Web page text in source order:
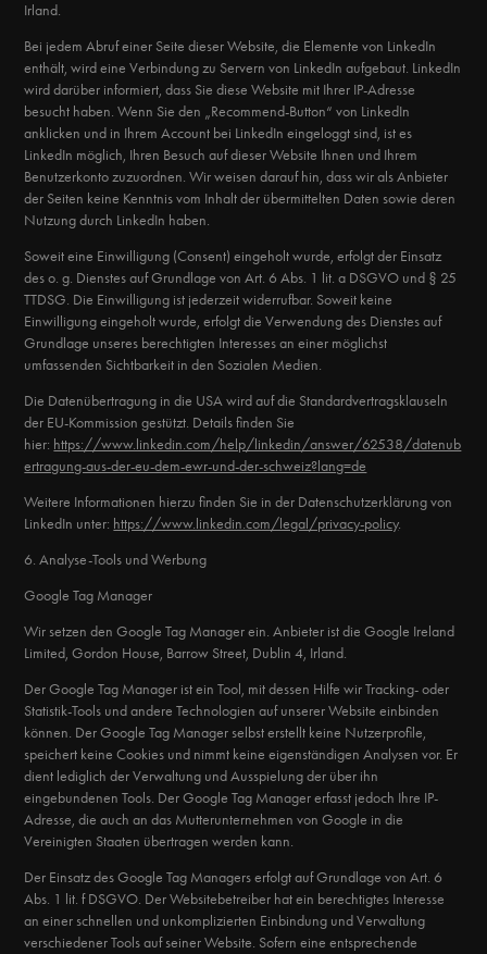
Irland.
Bei jedem Abruf einer Seite dieser Website, die Elemente von LinkedIn
enthält, wird eine Verbindung zu Servern von LinkedIn aufgebaut. LinkedIn
wird darüber informiert, dass Sie diese Website mit Ihrer IP-Adresse
besucht haben. Wenn Sie den „Recommend-Button“ von LinkedIn
anklicken und in Ihrem Account bei LinkedIn eingeloggt sind, ist es
LinkedIn möglich, Ihren Besuch auf dieser Website Ihnen und Ihrem
Benutzerkonto zuzuordnen. Wir weisen darauf hin, dass wir als Anbieter
der Seiten keine Kenntnis vom Inhalt der übermittelten Daten sowie deren
Nutzung durch LinkedIn haben.
Soweit eine Einwilligung (Consent) eingeholt wurde, erfolgt der Einsatz
des o. g. Dienstes auf Grundlage von Art. 6 Abs. 1 lit. a DSGVO und § 25
TTDSG. Die Einwilligung ist jederzeit widerrufbar. Soweit keine
Einwilligung eingeholt wurde, erfolgt die Verwendung des Dienstes auf
Grundlage unseres berechtigten Interesses an einer möglichst
umfassenden Sichtbarkeit in den Sozialen Medien.
Die Datenübertragung in die USA wird auf die Standardvertragsklauseln
der EU-Kommission gestützt. Details finden Sie
hier: https://www.linkedin.com/help/linkedin/answer/62538/datenub
ertragung-aus-der-eu-dem-ewr-und-der-schweiz?lang=de
Weitere Informationen hierzu finden Sie in der Datenschutzerklärung von
LinkedIn unter: https://www.linkedin.com/legal/privacy-policy.
6. Analyse-Tools und Werbung
Google Tag Manager
Wir setzen den Google Tag Manager ein. Anbieter ist die Google Ireland
Limited, Gordon House, Barrow Street, Dublin 4, Irland.
Der Google Tag Manager ist ein Tool, mit dessen Hilfe wir Tracking- oder
Statistik-Tools und andere Technologien auf unserer Website einbinden
können. Der Google Tag Manager selbst erstellt keine Nutzerprofile,
speichert keine Cookies und nimmt keine eigenständigen Analysen vor. Er
dient lediglich der Verwaltung und Ausspielung der über ihn
eingebundenen Tools. Der Google Tag Manager erfasst jedoch Ihre IP-
Adresse, die auch an das Mutterunternehmen von Google in die
Vereinigten Staaten übertragen werden kann.
Der Einsatz des Google Tag Managers erfolgt auf Grundlage von Art. 6
Abs. 1 lit. f DSGVO. Der Websitebetreiber hat ein berechtigtes Interesse
an einer schnellen und unkomplizierten Einbindung und Verwaltung
verschiedener Tools auf seiner Website. Sofern eine entsprechende